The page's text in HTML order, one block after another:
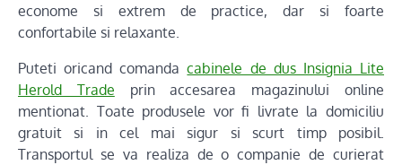
econome si extrem de practice, dar si foarte
confortabile si relaxante.
Puteti oricand comandacabinele de dus Insignia Lite
Herold Trade prin accesarea magazinului online
mentionat. Toate produsele vor fi livrate la domiciliu
gratuit si in cel mai sigur si scurt timp posibil.
Transportul se va realiza de o companie de curierat